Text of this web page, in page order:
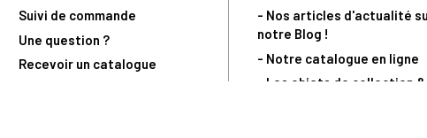
Suivi de commande
Une question ?
Recevoir un catalogue
- Nos articles d'actualité
notre Blog !
- Notre catalogue en ligne
- Les objets de collection